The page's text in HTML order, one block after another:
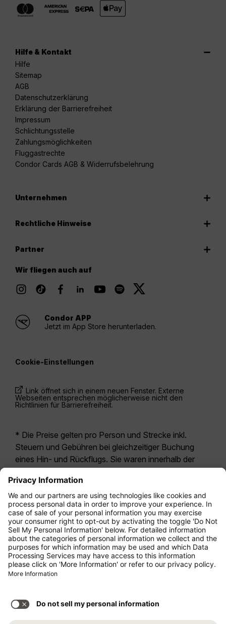
Hilfe & Kontakt
Hilfe
Sitemap
AGB
Datenschutzerklärung
Erklärung der Barrierefreiheit
Impressum
Schlichtungsstelle
Zahlungsmöglichkeiten
Fluggastrechte
Condor Cards AGB & Widerrufsbelehrung
Unternehmen
Rechtliche Hinweise
Partner
Wir fliegen auch auf
Condor APP
Jetzt im App Store herunterladen.
Cookie-Einstellungen
Link öffnet sich in einem neuen Fenster. Externe
Webseiten entsprechen möglicherweise nicht den
Richtlinien für Barrierefreiheit.
* Die Preise gelten pro Person und Strecke inkl.
Steuern und Gebühren bei gleichzeitiger Buchung
eines Hin- und Rückflugs. Sie waren innerhalb der
letzten 24 Stunden verfügbar und sind
möglicherweise nicht mehr aktuell. Bei den für die
Economy Class angegebenen Tarifen handelt es
sich i.d.R. um Economy Zero, unsere restriktivste
Tarifoption. Es können hierfür zusätzliche Gebühren
fürAufgabegepäckoder für andere optionale
Leistungen anfallen. Es gelten dieAllgemeinen
Geschäftsbedingungen .